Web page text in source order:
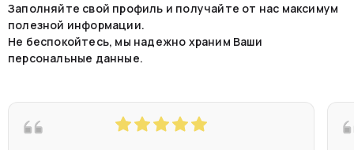
Заполняйте свой профиль и получайте от нас максимум
полезной информации.
Не беспокойтесь, мы надежно храним Ваши
персональные данные.